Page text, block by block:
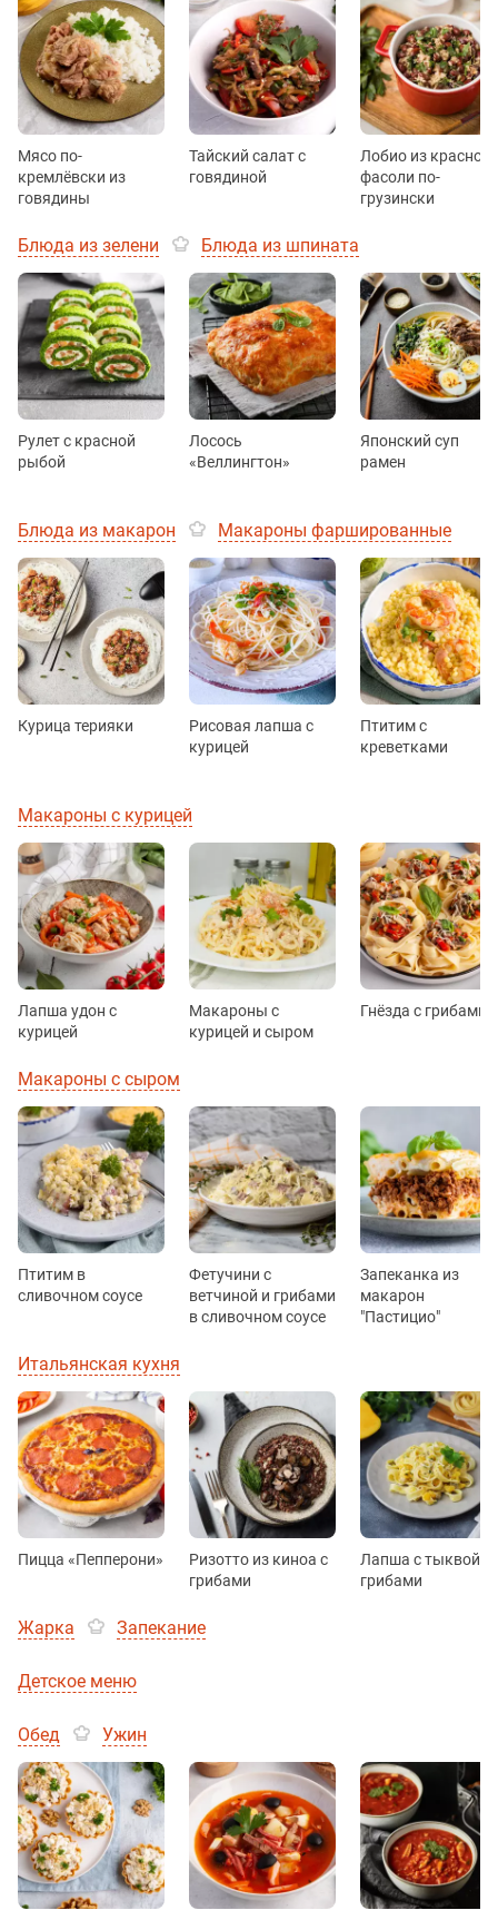
Мясо по-
кремлёвски из
говядины
Тайский салат с
говядиной
Лобио из красной
фасоли по-
грузински
Блюда из зелени Блюда из шпината
Рулет с красной
рыбой
Лосось
«Веллингтон»
Японский суп
рамен
Блюда из макарон Макароны фаршированные
Курица терияки
Рисовая лапша с
курицей
Птитим с
креветками
Макароны с курицей
Лапша удон с
курицей
Макароны с
курицей и сыром
Гнёзда с грибами
Макароны с сыром
Птитим в
сливочном соусе
Фетучини с
ветчиной и грибами
в сливочном соусе
Запеканка из
макарон
"Пастицио"
Итальянская кухня
Пицца «Пепперони»
Ризотто из киноа с
грибами
Лапша с тыквой и
грибами
Жарка Запекание
Детское меню
Обед Ужин